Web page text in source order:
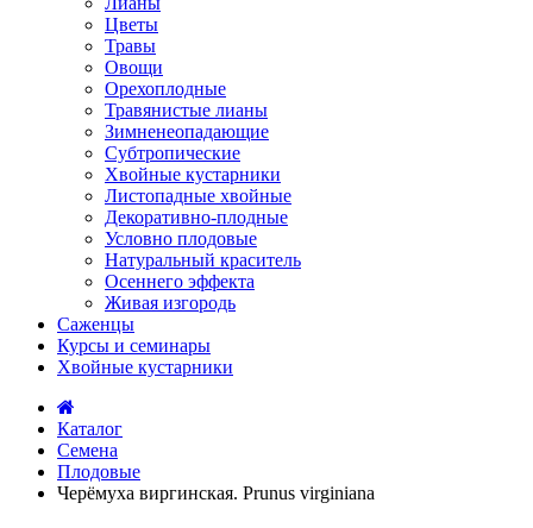
Цветы
Травы
Овощи
Орехоплодные
Травянистые лианы
Зимненеопадающие
Субтропические
Хвойные кустарники
Листопадные хвойные
Декоративно-плодные
Условно плодовые
Натуральный краситель
Осеннего эффекта
Живая изгородь
Саженцы
Курсы и семинары
Хвойные кустарники
Каталог
Семена
Плодовые
Черёмуха виргинская. Prunus virginiana